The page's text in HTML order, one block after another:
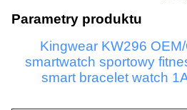
Parametry produktu
Kingwear KW296
smartwatch sportowy
smart bracelet watch